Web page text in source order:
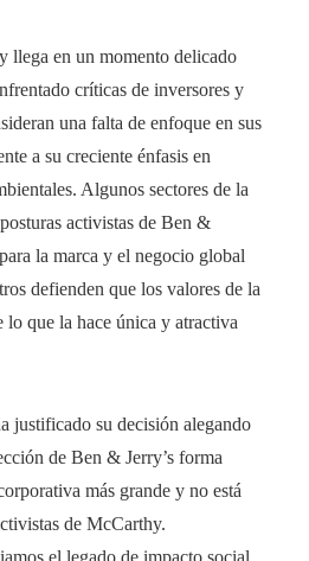
llega en un momento delicado
críticas de inversores y
una falta de enfoque en sus
a su creciente énfasis en
Algunos sectores de la
activistas de Ben &
la marca y el negocio global
defienden que los valores de la
lo que la hace única y atractiva
justificado su decisión alegando
de Ben & Jerry’s forma
más grande y no está
de McCarthy.
el legado de impacto social